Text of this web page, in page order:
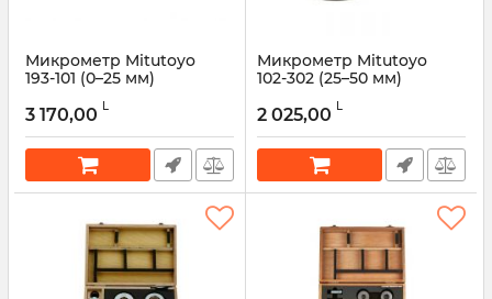
Микрометр Mitutoyo
193‑101 (0–25 мм)
193‑101
3 170,00 L
Микрометр Mitutoyo
102‑302 (25–50 мм)
102‑302
2 025,00 L